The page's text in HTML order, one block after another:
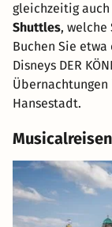
gleichzeitig
Shuttles, welche
Buchen Sie
Disneys DER
Hansestadt.